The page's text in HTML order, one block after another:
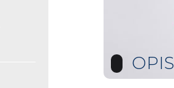
OPIS